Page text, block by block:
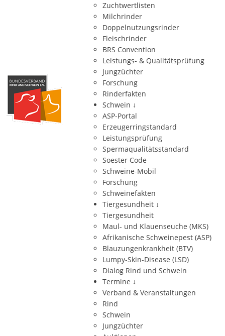
Zuchtwertlisten
Milchrinder
Doppelnutzungsrinder
Fleischrinder
BRS Convention
Leistungs- & Qualitätsprüfung
Jungzüchter
Forschung
Rinderfakten
Schwein ↓
ASP-Portal
Erzeugerringstandard
Leistungsprüfung
Spermaqualitätsstandard
Soester Code
Schweine-Mobil
Forschung
Schweinefakten
Tiergesundheit ↓
Tiergesundheit
Maul- und Klauenseuche (MKS)
Afrikanische Schweinepest (ASP)
Blauzungenkrankheit (BTV)
Lumpy-Skin-Disease (LSD)
Dialog Rind und Schwein
Termine ↓
Verband & Veranstaltungen
Rind
Schwein
Jungzüchter